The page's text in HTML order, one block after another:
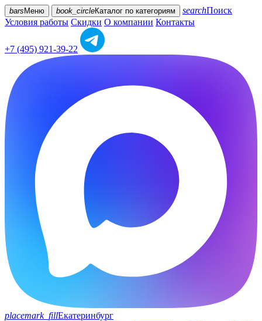
bars Меню book_circleКаталог по категориям searchПоиск
Условия работы Скидки О компании Контакты
+7 (495) 921-39-22
placemark_fillЕкатеринбург